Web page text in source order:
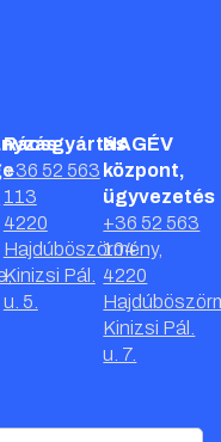
Rácsgyártás
+36 52 563
113
4220
Hajdúböszörmény,
Kinizsi Pál.
u. 5.
NAGÉV
központ,
ügyvezetés
+36 52 563
104
4220
Kinizsi Pál.
u. 7.